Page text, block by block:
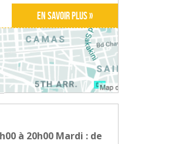
En savoir plus »
à 20h00 Mardi : de